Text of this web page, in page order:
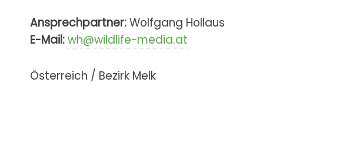
Ansprechpartner:Wolfgang Hollaus
E-Mail:wh@wildlife-media.at
Österreich / Bezirk Melk